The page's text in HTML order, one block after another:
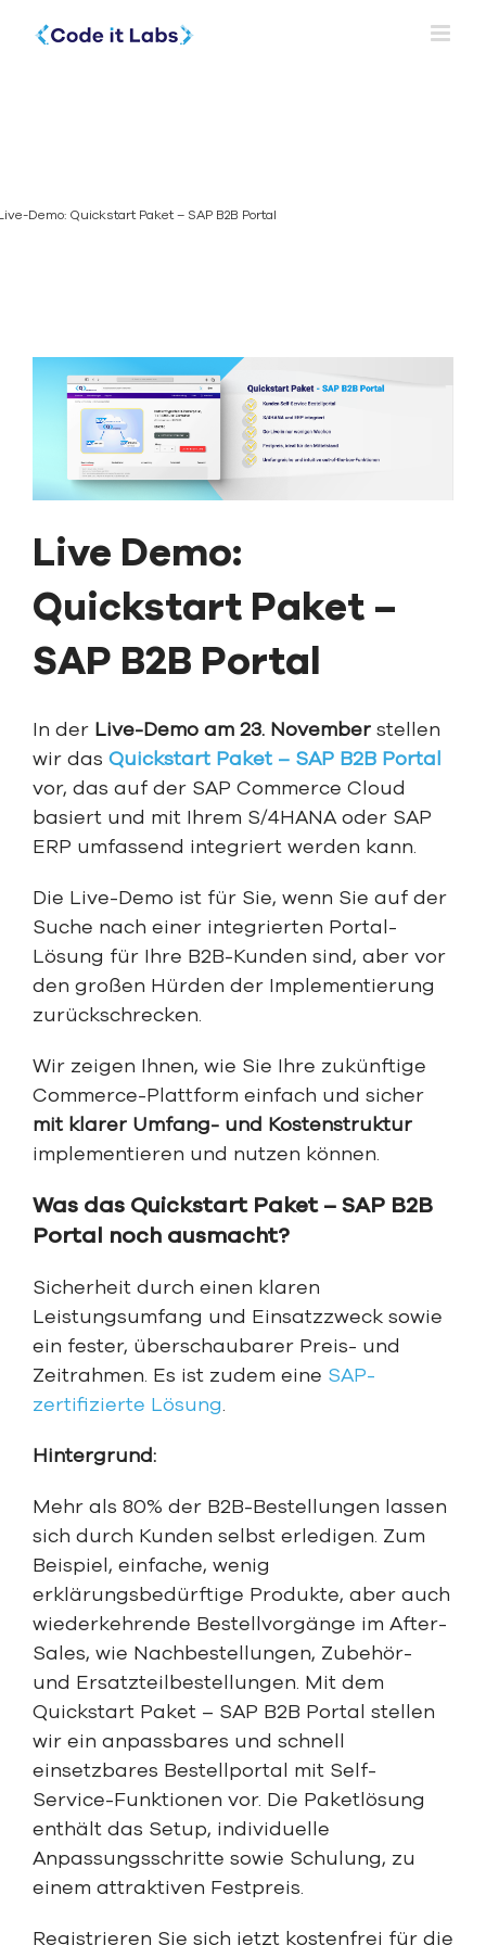
Demo: Quickstart Paket – SAP B2B Portal
Live Demo:
Quickstart Paket –
SAP B2B Portal
In der Live-Demo am 23. November stellen
wir das Quickstart Paket – SAP B2B Portal
vor, das auf der SAP Commerce Cloud
basiert und mit Ihrem S/4HANA oder SAP
ERP umfassend integriert werden kann.
Die Live-Demo ist für Sie, wenn Sie auf der
Suche nach einer integrierten Portal-
Lösung für Ihre B2B-Kunden sind, aber vor
den großen Hürden der Implementierung
zurückschrecken.
Wir zeigen Ihnen, wie Sie Ihre zukünftige
Commerce-Plattform einfach und sicher
mit klarer Umfang- und Kostenstruktur
implementieren und nutzen können.
Was das Quickstart Paket – SAP B2B
Portal noch ausmacht?
Sicherheit durch einen klaren
Leistungsumfang und Einsatzzweck sowie
ein fester, überschaubarer Preis- und
Zeitrahmen. Es ist zudem eine SAP-
zertifizierte Lösung.
Hintergrund:
Mehr als 80% der B2B-Bestellungen lassen
sich durch Kunden selbst erledigen. Zum
Beispiel, einfache, wenig
erklärungsbedürftige Produkte, aber auch
wiederkehrende Bestellvorgänge im After-
Sales, wie Nachbestellungen, Zubehör-
und Ersatzteilbestellungen. Mit dem
Quickstart Paket – SAP B2B Portal stellen
wir ein anpassbares und schnell
einsetzbares Bestellportal mit Self-
Service-Funktionen vor. Die Paketlösung
enthält das Setup, individuelle
Anpassungsschritte sowie Schulung, zu
einem attraktiven Festpreis.
Registrieren Sie sich jetzt kostenfrei für die